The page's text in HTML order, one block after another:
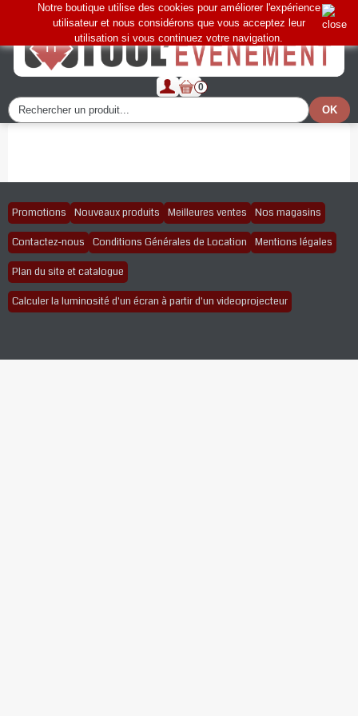
0
Notre boutique utilise des cookies pour améliorer l'expérience
utilisateur et nous considérons que vous acceptez leur
utilisation si vous continuez votre navigation.
Promotions Nouveaux produits Meilleures ventes Nos magasins
Contactez-nous Conditions Générales de Location Mentions légales
Plan du site et catalogue
Calculer la luminosité d'un écran à partir d'un videoprojecteur